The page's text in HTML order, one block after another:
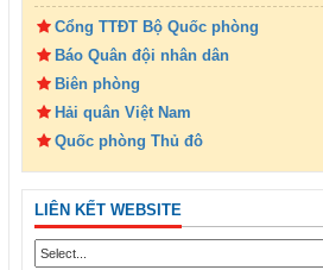
Cổng TTĐT Bộ Quốc phòng
Báo Quân đội nhân dân
Biên phòng
Hải quân Việt Nam
Quốc phòng Thủ đô
LIÊN KẾT WEBSITE